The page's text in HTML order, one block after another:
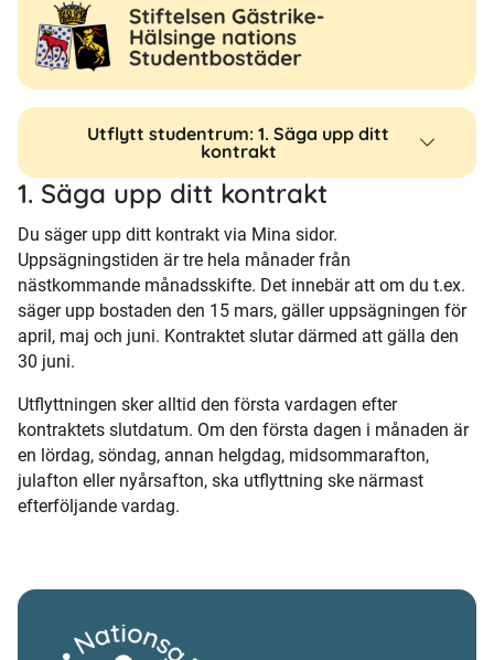
Utflytt studentrum: 1. Säga upp ditt
kontrakt
1. Säga upp ditt kontrakt
Du säger upp ditt kontrakt via Mina sidor.
Uppsägningstiden är tre hela månader från
nästkommande månadsskifte. Det innebär att om du t.ex.
säger upp bostaden den 15 mars, gäller uppsägningen för
april, maj och juni. Kontraktet slutar därmed att gälla den
30 juni.
Utflyttningen sker alltid den första vardagen efter
kontraktets slutdatum. Om den första dagen i månaden är
en lördag, söndag, annan helgdag, midsommarafton,
julafton eller nyårsafton, ska utflyttning ske närmast
efterföljande vardag.